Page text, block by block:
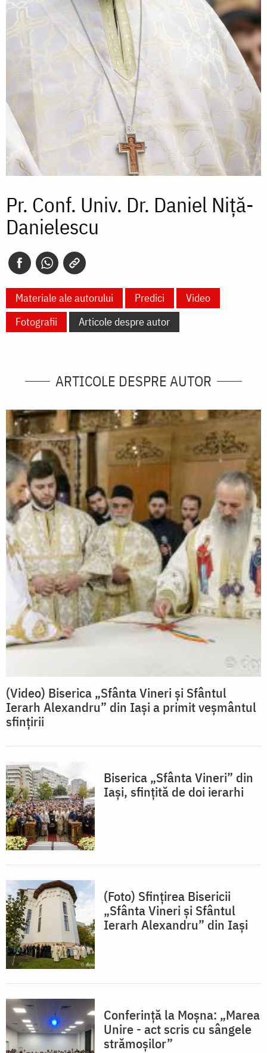
Pr. Conf. Univ. Dr. Daniel Niţă-
Danielescu
Materiale ale autorului Predici
Video
Fotografii
Articole despre autor
ARTICOLE DESPRE AUTOR
(Video) Biserica „Sfânta Vineri și Sfântul
Ierarh Alexandru” din Iași a primit veșmântul
sfințirii
Biserica „Sfânta Vineri” din
Iași, sfințită de doi ierarhi
(Foto) Sfințirea Bisericii
„Sfânta Vineri și Sfântul
Ierarh Alexandru” din Iași
Conferință la Moșna: „Marea
Unire - act scris cu sângele
strămoşilor”